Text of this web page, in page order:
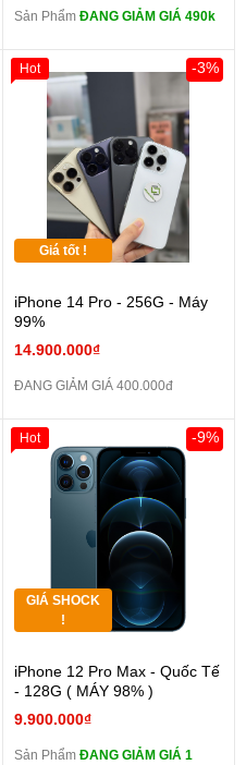
Sản Phẩm ĐANG GIẢM GIÁ 490k
Giá tốt !
iPhone 14 Pro - 256G - Máy
99%
14.900.000₫
-3%
ĐANG GIẢM GIÁ 400.000đ
Hot
GIÁ SHOCK
!
iPhone 12 Pro Max - Quốc Tế
- 128G ( MÁY 98% )
9.900.000₫
-9%
Sản Phẩm ĐANG GIẢM GIÁ 1
Hot